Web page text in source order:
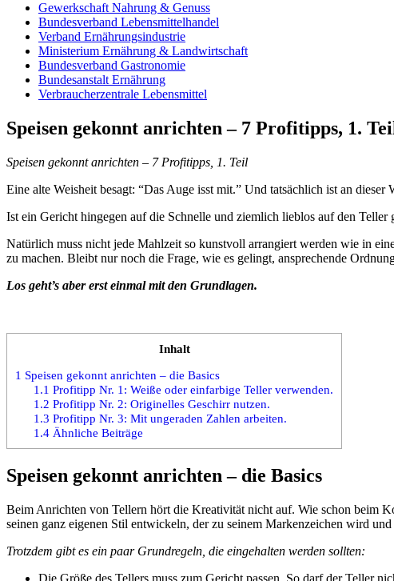
Gewerkschaft Nahrung & Genuss
Bundesverband Lebensmittelhandel
Verband Ernährungsindustrie
Ministerium Ernährung & Landwirtschaft
Bundesverband Gastronomie
Bundesanstalt Ernährung
Verbraucherzentrale Lebensmittel
Speisen gekonnt anrichten – 7 Profitipps, 1.
Speisen gekonnt anrichten – 7 Profitipps, 1. Teil
Eine alte Weisheit besagt: “Das Auge isst mit.” Und tatsächlich ist an
Ist ein Gericht hingegen auf die Schnelle und ziemlich lieblos auf den Teller
Natürlich muss nicht jede Mahlzeit so kunstvoll arrangiert werden wie in
zu machen. Bleibt nur noch die Frage, wie es gelingt, ansprechende
Los geht’s aber erst einmal mit den Grundlagen.
Inhalt
1 Speisen gekonnt anrichten – die Basics
1.1 Profitipp Nr. 1: Weiße oder einfarbige Teller verwenden.
1.2 Profitipp Nr. 2: Originelles Geschirr nutzen.
1.3 Profitipp Nr. 3: Mit ungeraden Zahlen arbeiten.
1.4Ähnliche Beiträge
Speisen gekonnt anrichten – die Basics
Beim Anrichten von Tellern hört die Kreativität nicht auf. Wie schon beim
seinen ganz eigenen Stil entwickeln, der zu seinem Markenzeichen wird
Trotzdem gibt es ein paar Grundregeln, die eingehalten werden sollten:
Die Größe des Tellers muss zum Gericht passen. So darf der Teller